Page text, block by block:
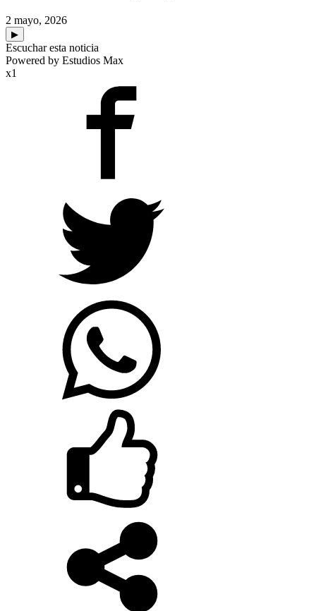
2 mayo, 2026
▶
Escuchar esta noticia
Powered by Estudios Max
x1